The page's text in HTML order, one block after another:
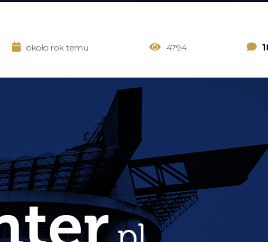
około rok temu 4794